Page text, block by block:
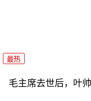
最热
毛主席去世后，叶